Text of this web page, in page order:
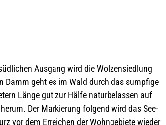
Aus­gang wird die Wol­zen­sied­lung
Damm geht es im Wald durch das sump­fige
Länge gut zur Hälfe natur­be­las­sen auf
Der Mar­kie­rung fol­gend wird das See­
vor dem Errei­chen der Wohn­ge­biete wie­der